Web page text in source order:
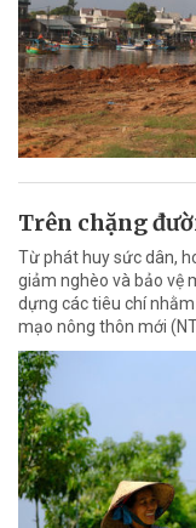
Trên chặng
Từ phát huy sức dân,
giảm nghèo và bảo vệ
dựng các tiêu chí
mạo nông thôn mới